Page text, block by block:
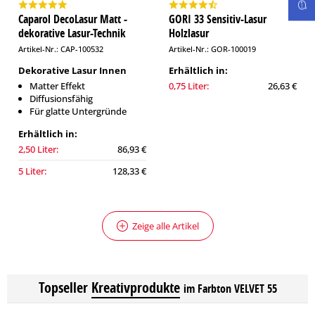
Caparol DecoLasur Matt -
dekorative Lasur-Technik
Artikel-Nr.: CAP-100532
Dekorative Lasur Innen
Matter Effekt
Diffusionsfähig
Für glatte Untergründe
Erhältlich in:
2,50 Liter:
86,93 €
5 Liter:
128,33 €
GORI 33 Sensitiv-Lasur
Holzlasur
Artikel-Nr.: GOR-100019
Erhältlich in:
0,75 Liter:
26,63 €
Zeige alle Artikel
Topseller Kreativprodukte im Farbton VELVET 55